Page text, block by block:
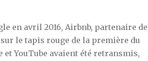
en avril 2016, Airbnb, partenaire de
le tapis rouge de la première du
YouTube avaient été retransmis,